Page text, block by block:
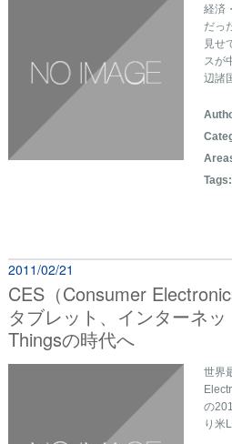
経済
だっ
見せ
スが
辺諸
Tags:
2011/02/21
CES（Consumer
タブレット、インターネ
Thingsの時代へ
世界
の
り米